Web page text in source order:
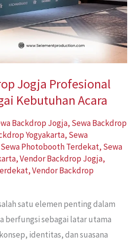
Jogja Profesional
Kebutuhan Acara
Backdrop Jogja, Sewa Backdrop
Yogyakarta, Sewa
Sewa Photobooth Terdekat, Sewa
,Vendor Backdrop Jogja,
,Vendor Backdrop
satu elemen penting dalam
berfungsi sebagai latar utama
identitas, dan suasana